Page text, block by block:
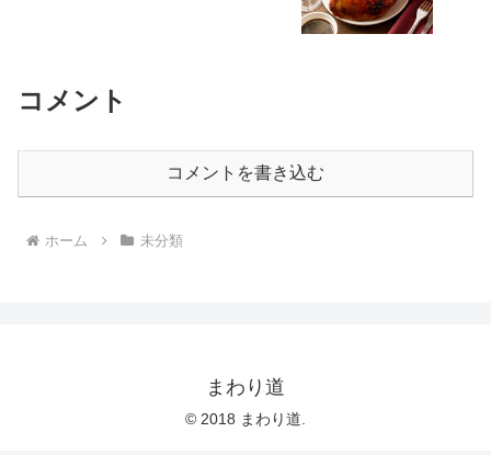
コメント
コメントを書き込む
ホーム 未分類
まわり道
© 2018 まわり道.